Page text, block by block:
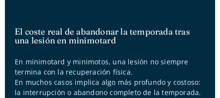
El coste real de abandonar la temporada tras
una lesión en minimotard
En minimotard y minimotos, una lesión no siempre
termina con la recuperación física.
En muchos casos implica algo más profundo y costoso:
la interrupción o abandono completo de la temporada.